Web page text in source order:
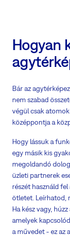
Hogyan
Bár az
nem szabad
végül csak
középpontja a
Hogy lássuk a
egy másik kis
megoldandó
üzleti partnerek
részét használd
ötletet. Leírhatod,
Ha kész vagy,
amelyek
a művedet - ez az